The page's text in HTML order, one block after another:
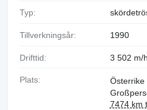
Typ:
Tillverkningsår: 1990
Drifttid: 3 502 m/h
Plats:
Österrike
7474 km